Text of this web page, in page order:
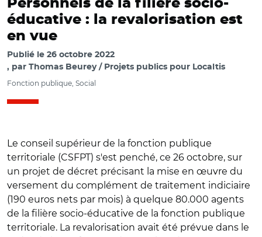
Personnels de la filière socio-
éducative : la revalorisation est
en vue
Publié le 26 octobre 2022
par Thomas Beurey / Projets publics pour Localtis
Fonction publique, Social
Le conseil supérieur de la fonction publique
territoriale (CSFPT) s'est penché, ce 26 octobre, sur
un projet de décret précisant la mise en œuvre du
versement du complément de traitement indiciaire
(190 euros nets par mois) à quelque 80.000 agents
de la filière socio-éducative de la fonction publique
territoriale. La revalorisation avait été prévue dans le